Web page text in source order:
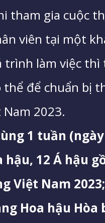
tham gia cuộc
viên tại một
trình làm việc
để chuẩn bị
2023.
1 tuần
hậu, 12 Á hậu
Việt Nam
Hoa hậu Hòa